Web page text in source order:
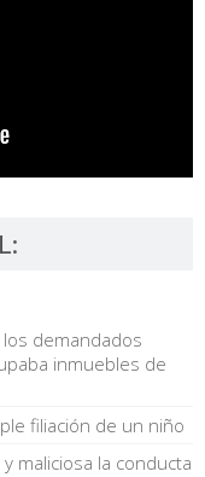
demandados
inmuebles de
filiación de un niño
maliciosa la conducta